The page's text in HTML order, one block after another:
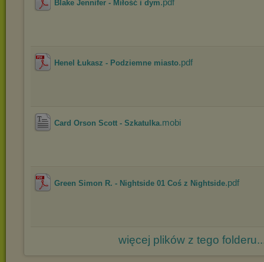
Blake Jennifer - Miłość i dym.pdf
Henel Łukasz - Podziemne miasto.pdf
Card Orson Scott - Szkatulka.mobi
Green Simon R. - Nightside 01 Coś z Nightside.pdf
więcej plików z tego